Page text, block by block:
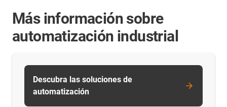
Más información sobre
automatización industrial
Descubra las soluciones de
automatización